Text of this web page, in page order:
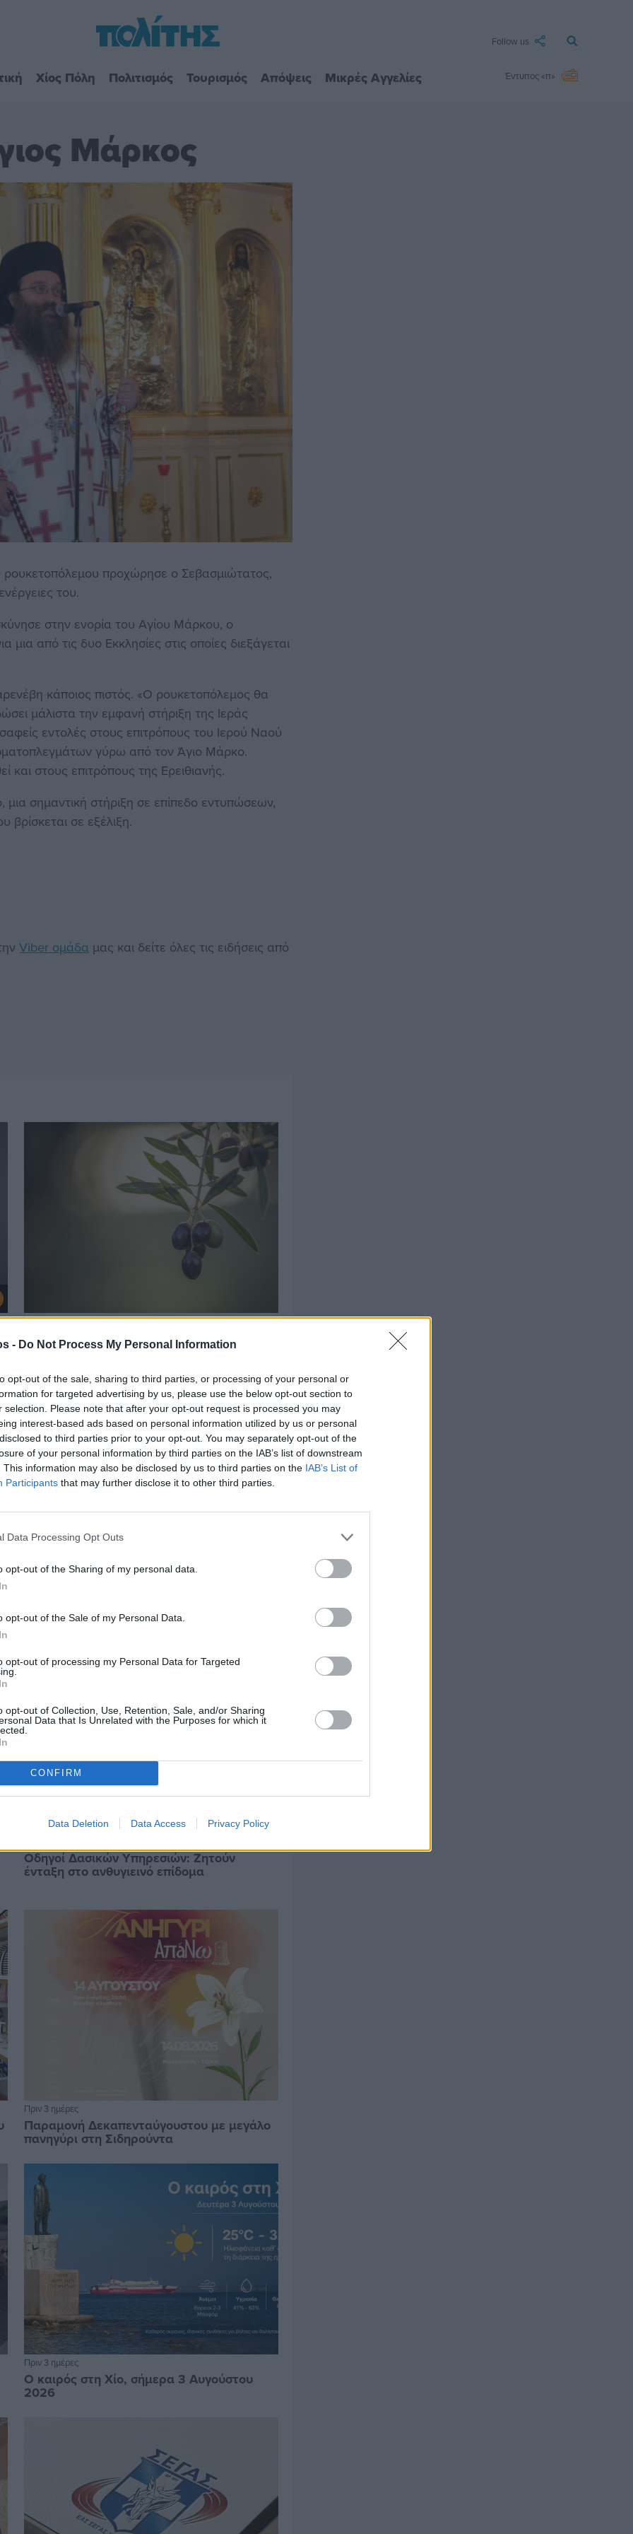
- Do Not Process My Personal Information
opt-out of the sale, sharing to third parties, or processing of your personal or
for targeted advertising by us, please use the below opt-out section to
selection. Please note that after your opt-out request is processed you may
interest-based ads based on personal information utilized by us or personal
to third parties prior to your opt-out. You may separately opt-out of the
of your personal information by third parties on the IAB’s list of downstream
This information may also be disclosed by us to third parties on the IAB’s List of
Participants that may further disclose it to other third parties.
Data Processing Opt Outs
opt-out of the Sharing of my personal data.
opt-out of the Sale of my Personal Data.
opt-out of processing my Personal Data for Targeted
opt-out of Collection, Use, Retention, Sale, and/or Sharing
Data that Is Unrelated with the Purposes for which it
CONFIRM
Data Deletion Data Access Privacy Policy
Follow us
Χίος Πόλη Πολιτισμός Τουρισμός Απόψεις Μικρές Αγγελίες Έντυπος «π»
Μάρκος
προχώρησε ο Σεβασμιώτατος,
του.
στην ενορία του Αγίου Μάρκου, ο
μια από τις δυο Εκκλησίες στις οποίες διεξάγεται
κάποιος πιστός. «Ο ρουκετοπόλεμος θα
μάλιστα την εμφανή στήριξη της Ιεράς
εντολές στους επιτρόπους του Ιερού Ναού
γύρω από τον Άγιο Μάρκο.
στους επιτρόπους της Ερειθιανής.
μια σημαντική στήριξη σε επίπεδο εντυπώσεων,
βρίσκεται σε εξέλιξη.
Viber ομάδα μας και δείτε όλες τις ειδήσεις από
Πριν 2 ημέρες
Ελαιοκομικό Μητρώο: Ξεκινά η
προετοιμασία των ελαιοπαραγωγών στη
«κόκκινο»
Οδηγοί Δασικών Υπηρεσιών: Ζητούν
ένταξη στο ανθυγιεινό επίδομα
Πριν 3 ημέρες
Παραμονή Δεκαπενταύγουστου με μεγάλο
πανηγύρι στη Σιδηρούντα
Πριν 3 ημέρες
Ο καιρός στη Χίο, σήμερα 3 Αυγούστου
2026